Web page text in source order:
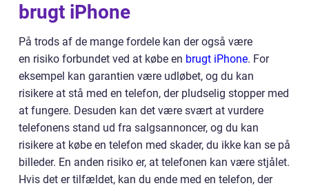
brugt iPhone
På trods af de mange fordele kan der også være
en risiko forbundet ved at købe en brugt iPhone. For
eksempel kan garantien være udløbet, og du kan
risikere at stå med en telefon, der pludselig stopper med
at fungere. Desuden kan det være svært at vurdere
telefonens stand ud fra salgsannoncer, og du kan
risikere at købe en telefon med skader, du ikke kan se på
billeder. En anden risiko er, at telefonen kan være stjålet.
Hvis det er tilfældet, kan du ende med en telefon, der